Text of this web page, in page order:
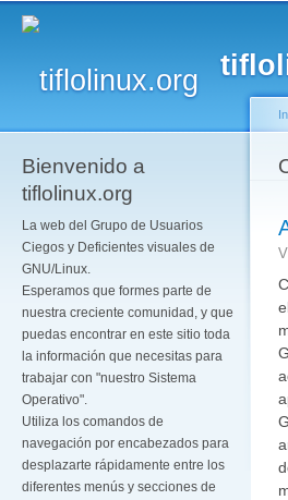
Bienvenido a
tiflolinux.org
La web del Grupo de Usuarios
Ciegos y Deficientes visuales de
GNU/Linux.
Esperamos que formes parte de
nuestra creciente comunidad, y que
puedas encontrar en este sitio toda
la información que necesitas para
trabajar con "nuestro Sistema
Operativo".
Utiliza los comandos de
navegación por encabezados para
desplazarte rápidamente entre los
diferentes menús y secciones de